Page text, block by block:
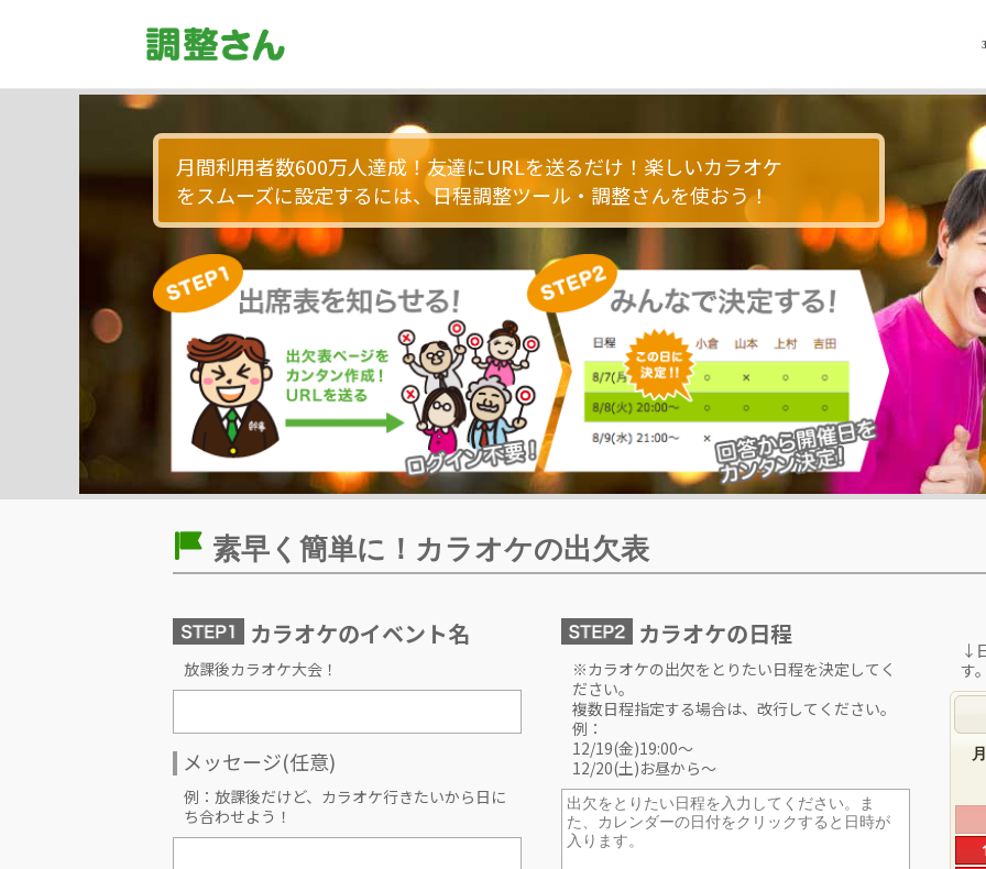
月間利用者数600万人達成！友達にURLを送るだけ！楽しいカラオケ
をスムーズに設定するには、日程調整ツール・調整さんを使おう！
素早く簡単に！カラオケの出欠表
カラオケのイベント名
放課後カラオケ大会！
メッセージ(任意)
例：放課後だけど、カラオケ行きたいから日に
ち合わせよう！
カラオケの日程
※カラオケの出欠をとりたい日程を決定してく
ださい。
複数日程指定する場合は、改行してください。
例：
12/19(金)19:00〜
12/20(土)お昼から〜
↓
す